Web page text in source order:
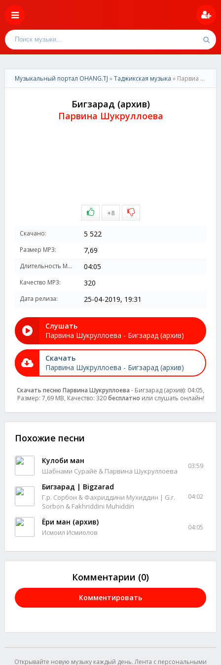
Музыкальный портал OHANG.TJ »Таджикская музыка » Парвиа Шукруллоева - Бигзарад (архив)
Бигзарад (архив)
Парвина Шукруллоева
+8
Скачано: 5 522
Размер MP3: 7,69
Длительность MP3: 04:05
Качество MP3: 320
Дата релиза: 25-04-2019, 19:31
Слушать
Парвина Шукруллоева - Бигзарад (архив)
Скачать
Парвина Шукруллоева - Бигзарад (архив)
Скачать песню Парвина Шукруллоева - Бигзарад (архив): 04:05,
Размер: 7,69 MB, Качество: 320бесплатно или слушать онлайн!
Похожие песни
Кулоби ман
Шабнами Сурайё & Парвина Шукруллоева
03:59
Бигзарад | Bigzarad
Г.р. Сорбон & Фахриддини Мухиддин | G.r.
Sorbon & Fakhriddini Muhiddin
04:02
Ёри ман (архив)
Исмоил Исмиолов
04:05
Комментарии (0)
Комментировать
Открывайте новую музыку каждый день. Лента с персональными